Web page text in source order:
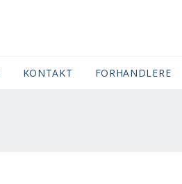
(CURRENT)
KONTAKT FORHANDLERE